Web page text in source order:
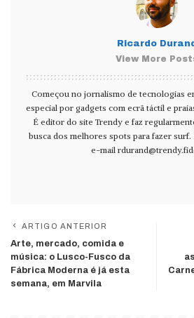
Ricardo
View More
Começou no jornalismo de tecnologias
especial por gadgets com ecrã táctil e
É editor do site Trendy e faz
busca dos melhores spots para fazer
e-mail
ARTIGO ANTERIOR
Arte, mercado, comida e
música: o Lusco-Fusco da
Fábrica Moderna é já esta
semana, em Marvila